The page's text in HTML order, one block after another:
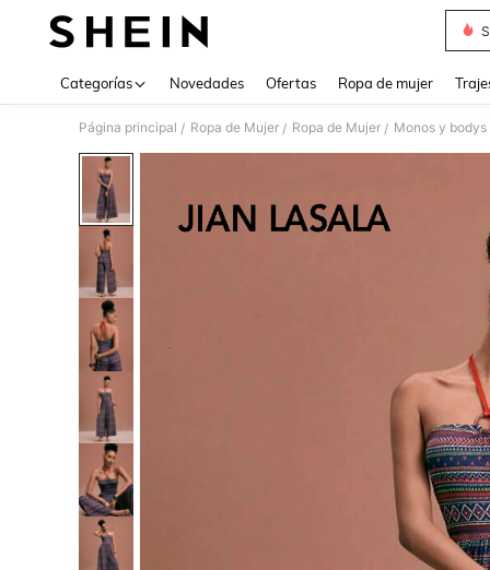
Categorías Novedades Ofertas Ropa de mujer
Página principal / Ropa de Mujer / Ropa de Mujer / Monos y bodys